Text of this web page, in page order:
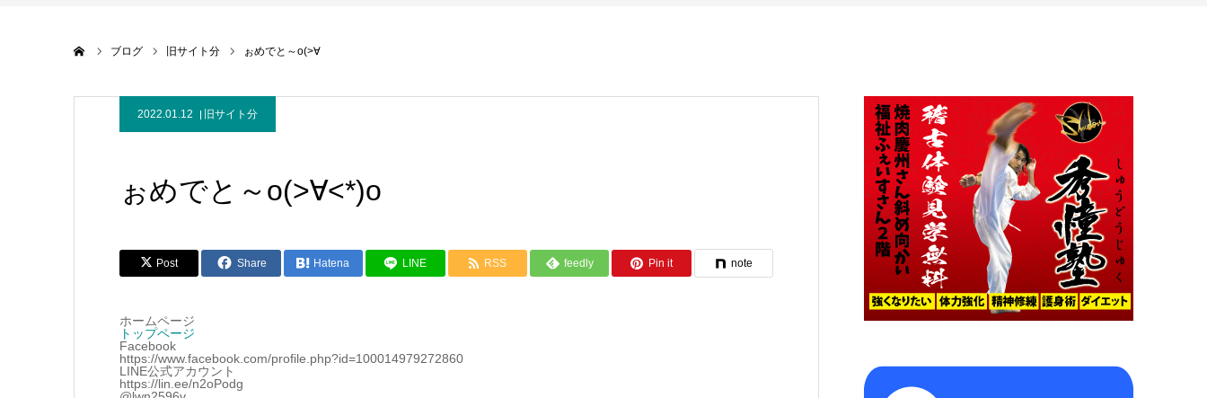
ブログ 旧サイト分 ぉめでと～o(>∀
2022.01.12 旧サイト分
ぉめでと～o(>∀<*)o
Post Share Hatena LINE RSS feedly Pin it note
ホームページ
トップページ
Facebook
https://www.facebook.com/profile.php?id=100014979272860
LINE公式アカウント
https://lin.ee/n2oPodg